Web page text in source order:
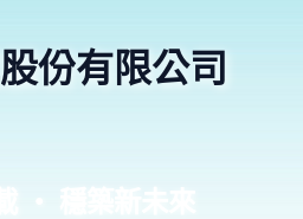
天天我的餐盤6口訣餐餐吃，
份有限公司
‧ 穩築新未來